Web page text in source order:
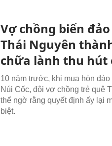
Vợ chồng biến
Thái Nguyên
chữa lành thu hút
10 năm trước, khi mua hòn
Núi Cốc, đôi vợ chồng trẻ quê
thể ngờ rằng quyết định ấy lại
biệt.